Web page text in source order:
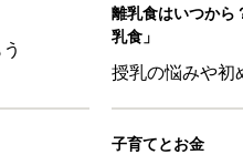
離乳食はいつから
乳食」
授乳の悩みや初
子育てとお金